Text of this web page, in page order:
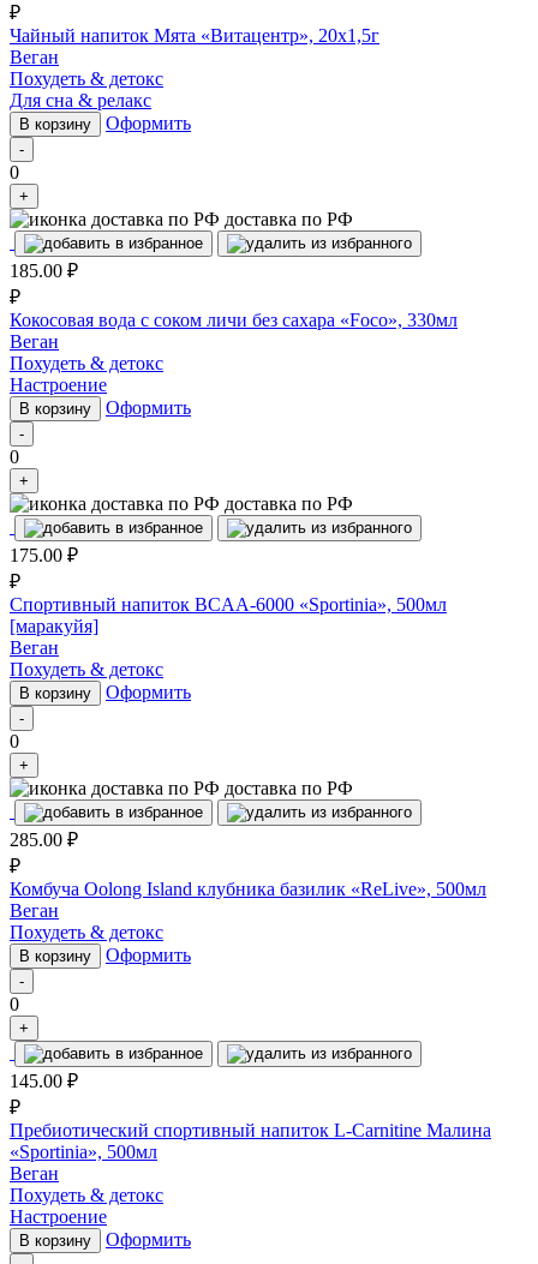
₽
Чайный напиток Мята «Витацентр», 20x1,5г
Веган
Похудеть & детокс
Для сна & релакс
В корзину Оформить
-
0
+
доставка по РФ
185.00 ₽
₽
Кокосовая вода с соком личи без сахара «Foco», 330мл
Веган
Похудеть & детокс
Настроение
В корзину Оформить
-
0
+
доставка по РФ
175.00 ₽
₽
Спортивный напиток BCAA-6000 «Sportinia», 500мл
[маракуйя]
Веган
Похудеть & детокс
В корзину Оформить
-
0
+
доставка по РФ
285.00 ₽
₽
Комбуча Oolong Island клубника базилик «ReLive», 500мл
Веган
Похудеть & детокс
В корзину Оформить
-
0
+
145.00 ₽
₽
Пребиотический спортивный напиток L-Carnitine Малина
«Sportinia», 500мл
Веган
Похудеть & детокс
Настроение
В корзину Оформить